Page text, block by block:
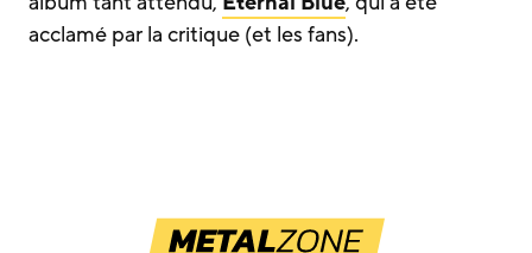
acclamé par la critique (et les fans).